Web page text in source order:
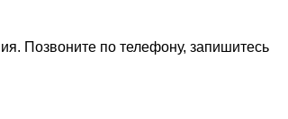
Позвоните по телефону, запишитесь